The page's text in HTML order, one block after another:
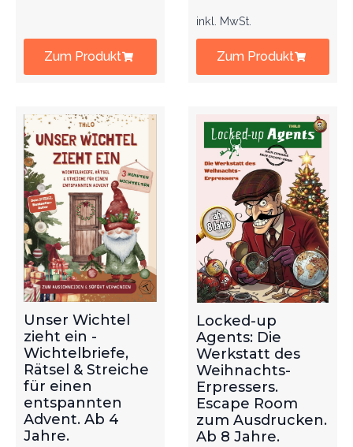
Zum Produkt
inkl. MwSt.
Zum Produkt
Unser Wichtel
zieht ein -
Wichtelbriefe,
Rätsel & Streiche
für einen
entspannten
Advent. Ab 4
Jahre.
Locked-up
Agents: Die
Werkstatt des
Weihnachts-
Erpressers.
Escape Room
zum Ausdrucken.
Ab 8 Jahre.